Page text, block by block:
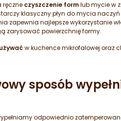
ręczne czyszczenie formlub mycie w
klasyczny płyn do mycia
zapewnia najlepsze wykorzystanie
zarysować powierzchnię formy.
w kuchence mikrofalowej oraz
sposób
odpowiednio